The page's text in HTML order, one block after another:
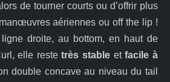
de tourner courts ou d’offrir plus
aériennes ou off the lip !
droite, au bottom, en haut de
elle restetrès stable etfacile à
double concave au niveau du tail